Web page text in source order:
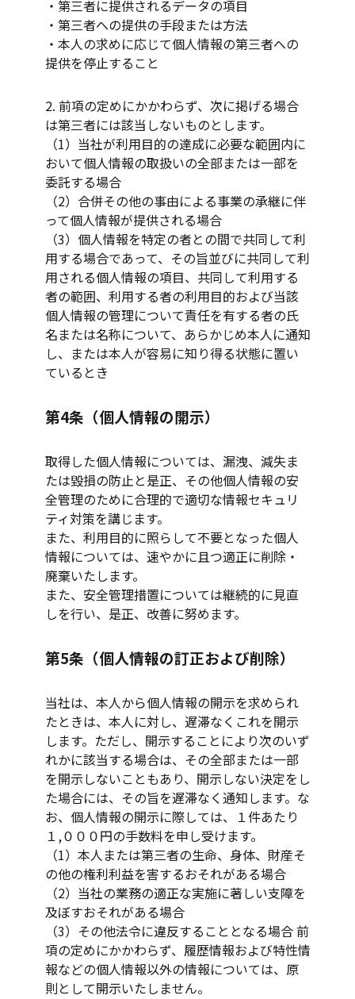
・第三者に提供されるデータの項目
・第三者への提供の手段または方法
・本人の求めに応じて個人情報の第三者への
提供を停止すること
2. 前項の定めにかかわらず、次に掲げる場合
は第三者には該当しないものとします。
（1）当社が利用目的の達成に必要な範囲内に
おいて個人情報の取扱いの全部または一部を
委託する場合
（2）合併その他の事由による事業の承継に伴
って個人情報が提供される場合
（3）個人情報を特定の者との間で共同して利
用する場合であって、その旨並びに共同して利
用される個人情報の項目、共同して利用する
者の範囲、利用する者の利用目的および当該
個人情報の管理について責任を有する者の氏
名または名称について、あらかじめ本人に通知
し、または本人が容易に知り得る状態に置い
ているとき
第4条（個人情報の開示）
取得した個人情報については、漏洩、減失ま
たは毀損の防止と是正、その他個人情報の安
全管理のために合理的で適切な情報セキュリ
ティ対策を講じます。
また、利用目的に照らして不要となった個人
情報については、速やかに且つ適正に削除・
廃棄いたします。
また、安全管理措置については継続的に見直
しを行い、是正、改善に努めます。
第5条（個人情報の訂正および削除）
当社は、本人から個人情報の開示を求められ
たときは、本人に対し、遅滞なくこれを開示
します。ただし、開示することにより次のいず
れかに該当する場合は、その全部または一部
を開示しないこともあり、開示しない決定をし
た場合には、その旨を遅滞なく通知します。な
お、個人情報の開示に際しては、１件あたり
１,０００円の手数料を申し受けます。
（1）本人または第三者の生命、身体、財産そ
の他の権利利益を害するおそれがある場合
（2）当社の業務の適正な実施に著しい支障を
及ぼすおそれがある場合
（3）その他法令に違反することとなる場合 前
項の定めにかかわらず、履歴情報および特性情
報などの個人情報以外の情報については、原
則として開示いたしません。